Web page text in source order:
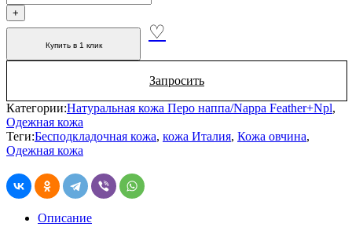
Купить в 1 клик
Запросить
Категории:Натуральная кожа Перо наппа/Nappa Feather+Npl,
Одежная кожа
Теги:Бесподкладочная кожа, кожа Италия, Кожа овчина,
Одежная кожа
Описание